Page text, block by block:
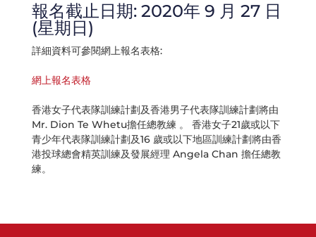
報名截止日期: 2020年 9 月 27 日
(星期日)
詳細資料可參閱網上報名表格:
網上報名表格
香港女子代表隊訓練計劃及香港男子代表隊訓練計劃將由
Mr. Dion Te Whetu擔任總教練 。 香港女子21歲或以下
青少年代表隊訓練計劃及16 歲或以下地區訓練計劃將由香
港投球總會精英訓練及發展經理 Angela Chan 擔任總教
練。